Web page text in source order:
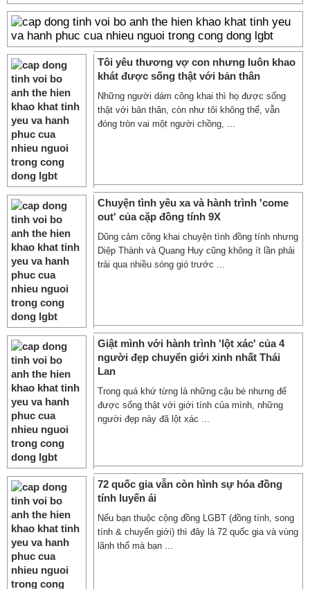
Tôi yêu thương vợ con nhưng luôn khao
khát được sống thật với bản thân
Những người dám công khai thì họ được sống
thật với bản thân, còn như tôi không thể, vẫn
đóng tròn vai một người chồng, ...
Chuyện tình yêu xa và hành trình 'come
out' của cặp đồng tính 9X
Dũng cảm công khai chuyện tình đồng tính nhưng
Diệp Thành và Quang Huy cũng không ít lần phải
trải qua nhiều sóng gió trước ...
Giật mình với hành trình 'lột xác' của 4
người đẹp chuyển giới xinh nhất Thái
Lan
Trong quá khứ từng là những cậu bé nhưng để
được sống thật với giới tính của mình, những
người đẹp này đã lột xác ...
72 quốc gia vẫn còn hình sự hóa đồng
tính luyến ái
Nếu bạn thuộc cộng đồng LGBT (đồng tính, song
tính & chuyển giới) thì đây là 72 quốc gia và vùng
lãnh thổ mà bạn ...